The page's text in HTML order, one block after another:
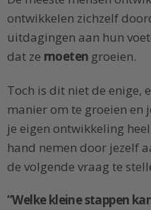
ontwikkelen zichzelf
uitdagingen aan hun
dat ze moeten groeien.
Toch is dit niet de enige,
manier om te groeien en
je eigen ontwikkeling
hand nemen door jezelf
de volgende vraag te
“Welke kleine stappen